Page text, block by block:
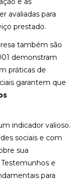
avaliadas para
prestado.
também são
demonstram
práticas de
garantem que
indicador valioso.
sociais e com
sua
e
para